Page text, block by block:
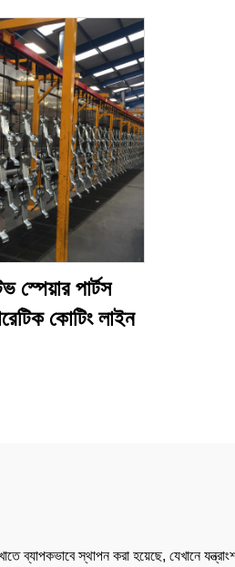
স্পেয়ার পার্টস
কোটিং লাইন
ব্যাপকভাবে স্থাপন করা হয়েছে, যেখানে